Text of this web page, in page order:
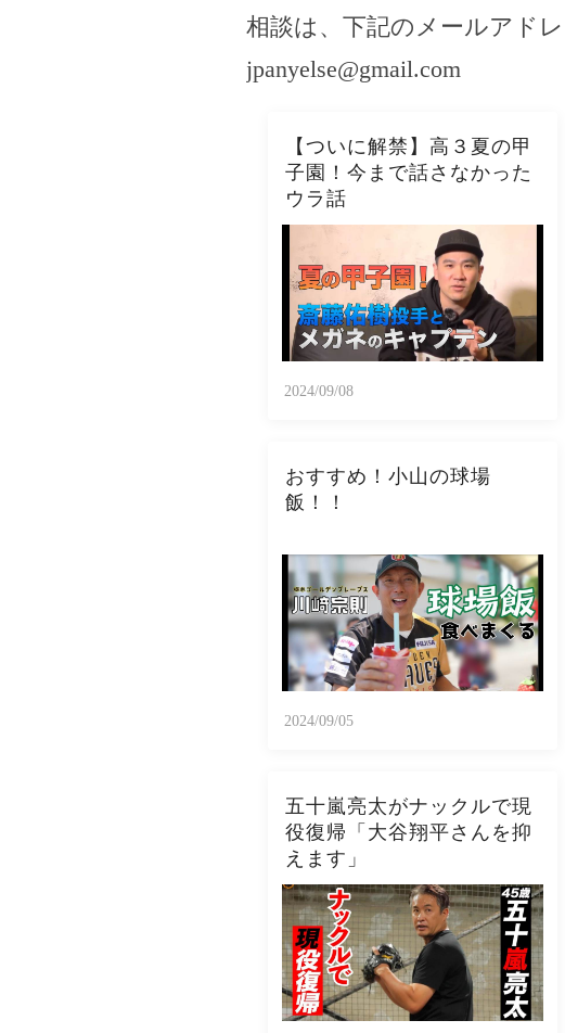
相談は、下記のメールアド
jpanyelse@gmail.com
【ついに解禁】高３夏の甲
子園！今まで話さなかった
ウラ話
2024/09/08
おすすめ！小山の球場
飯！！
2024/09/05
五十嵐亮太がナックルで現
役復帰「大谷翔平さんを抑
えます」